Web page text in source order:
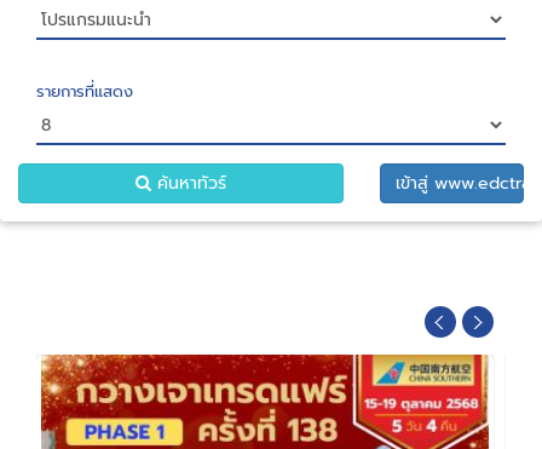
รายการที่แสดง
ค้นหาทัวร์ เข้าสู่